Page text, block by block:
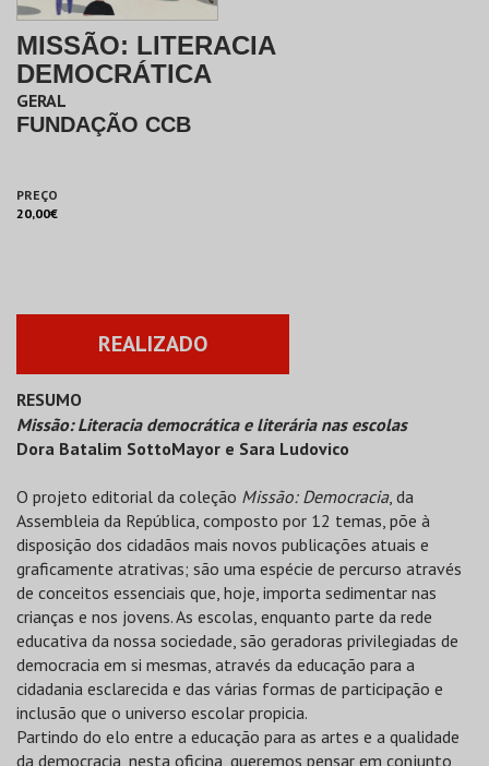
MISSÃO: LITERACIA
DEMOCRÁTICA
GERAL
FUNDAÇÃO CCB
PREÇO
20,00€
REALIZADO
RESUMO
Missão: Literacia democrática e literária nas escolas
Dora Batalim SottoMayor e Sara Ludovico
O projeto editorial da coleção Missão: Democracia, da
Assembleia da República, composto por 12 temas, põe à
disposição dos cidadãos mais novos publicações atuais e
graficamente atrativas; são uma espécie de percurso através
de conceitos essenciais que, hoje, importa sedimentar nas
crianças e nos jovens. As escolas, enquanto parte da rede
educativa da nossa sociedade, são geradoras privilegiadas de
democracia em si mesmas, através da educação para a
cidadania esclarecida e das várias formas de participação e
inclusão que o universo escolar propicia.
Partindo do elo entre a educação para as artes e a qualidade
da democracia, nesta oficina, queremos pensar em conjunto